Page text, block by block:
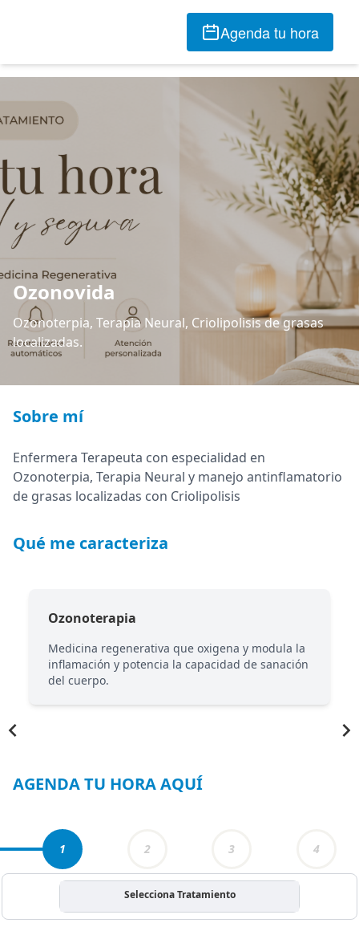
Agenda tu hora
Ozonovida
Ozonoterpia, Terapia Neural, Criolipolisis de grasas
localizadas.
Sobre mí
Enfermera Terapeuta con especialidad en
Ozonoterpia, Terapia Neural y manejo antinflamatorio
de grasas localizadas con Criolipolisis
Qué me caracteriza
Ozonoterapia
Medicina regenerativa que oxigena y modula la
inflamación y potencia la capacidad de sanación
del cuerpo.
AGENDA TU HORA AQUÍ
1 2 3 4
Selecciona Tratamiento